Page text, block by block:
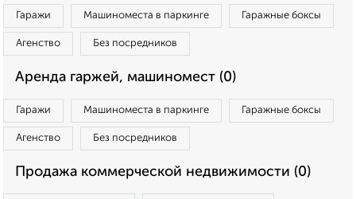
Гаражи Машиноместа в паркинге Гаражные боксы
Агенство Без посредников
Аренда гаржей, машиномест (0)
Гаражи Машиноместа в паркинге Гаражные боксы
Агенство Без посредников
Продажа коммерческой недвижимости (0)